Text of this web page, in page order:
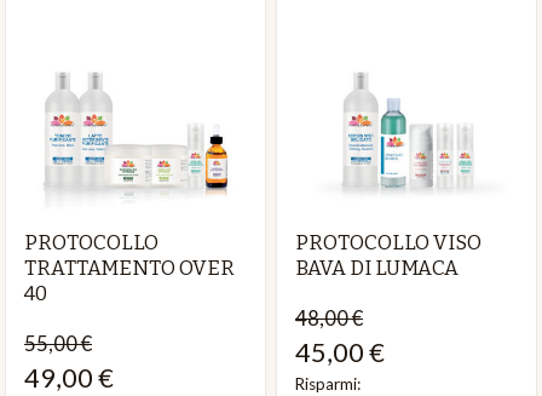
PROTOCOLLO
TRATTAMENTO OVER
40
55,00 €
49,00 €
PROTOCOLLO VISO
BAVA DI LUMACA
48,00 €
45,00 €
Risparmi: